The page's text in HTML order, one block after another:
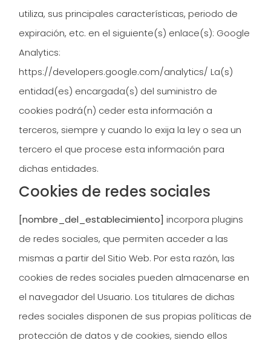
utiliza, sus principales características, periodo de
expiración, etc. en el siguiente(s) enlace(s): Google
Analytics:
https://developers.google.com/analytics/ La(s)
entidad(es) encargada(s) del suministro de
cookies podrá(n) ceder esta información a
terceros, siempre y cuando lo exija la ley o sea un
tercero el que procese esta información para
dichas entidades.
Cookies de redes sociales
[nombre_del_establecimiento] incorpora plugins
de redes sociales, que permiten acceder a las
mismas a partir del Sitio Web. Por esta razón, las
cookies de redes sociales pueden almacenarse en
el navegador del Usuario. Los titulares de dichas
redes sociales disponen de sus propias políticas de
protección de datos y de cookies, siendo ellos